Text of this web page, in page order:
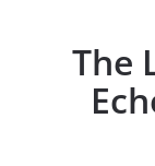
The